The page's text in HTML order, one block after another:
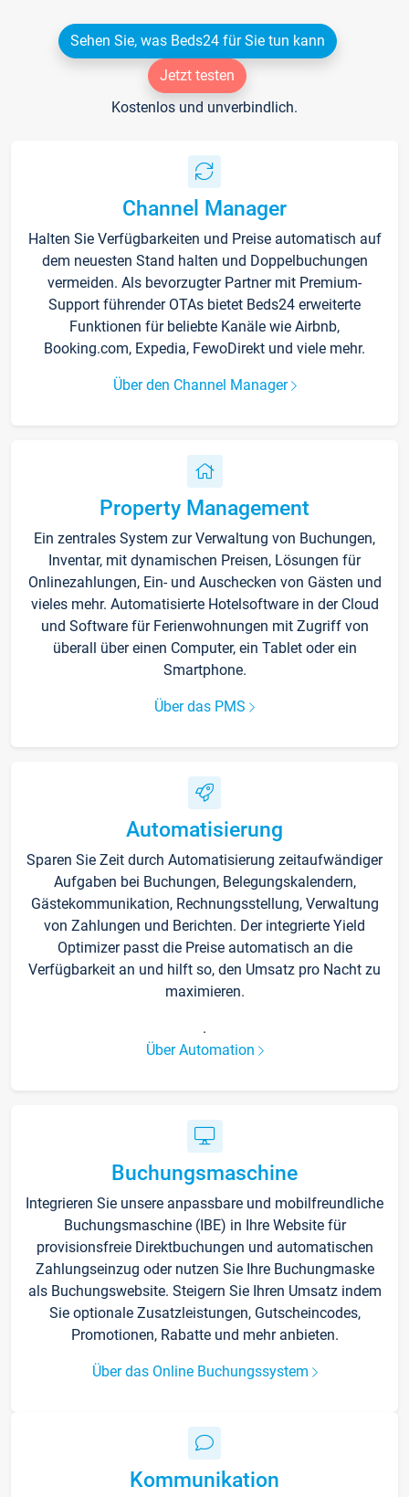
Sehen Sie, was Beds24 für Sie tun kann
Jetzt testen
Kostenlos und unverbindlich.
Channel Manager
Halten Sie Verfügbarkeiten und Preise automatisch auf
dem neuesten Stand halten und Doppelbuchungen
vermeiden. Als bevorzugter Partner mit Premium-
Support führender OTAs bietet Beds24 erweiterte
Funktionen für beliebte Kanäle wie Airbnb,
Booking.com, Expedia, FewoDirekt und viele mehr.
Über den Channel Manager
Property Management
Ein zentrales System zur Verwaltung von Buchungen,
Inventar, mit dynamischen Preisen, Lösungen für
Onlinezahlungen, Ein- und Auschecken von Gästen und
vieles mehr. Automatisierte Hotelsoftware in der Cloud
und Software für Ferienwohnungen mit Zugriff von
überall über einen Computer, ein Tablet oder ein
Smartphone.
Über das PMS
Automatisierung
Sparen Sie Zeit durch Automatisierung zeitaufwändiger
Aufgaben bei Buchungen, Belegungskalendern,
Gästekommunikation, Rechnungsstellung, Verwaltung
von Zahlungen und Berichten. Der integrierte Yield
Optimizer passt die Preise automatisch an die
Verfügbarkeit an und hilft so, den Umsatz pro Nacht zu
maximieren.
.
Über Automation
Buchungsmaschine
Integrieren Sie unsere anpassbare und mobilfreundliche
Buchungsmaschine (IBE) in Ihre Website für
provisionsfreie Direktbuchungen und automatischen
Zahlungseinzug oder nutzen Sie Ihre Buchungmaske
als Buchungswebsite. Steigern Sie Ihren Umsatz indem
Sie optionale Zusatzleistungen, Gutscheincodes,
Promotionen, Rabatte und mehr anbieten.
Über das Online Buchungssystem
Kommunikation